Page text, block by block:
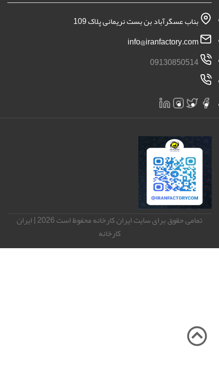
بناب عسگرآباد بن بست نریمانی پلاک 109
09130850514
تمامی حقوق برای سایت ایران کارخانه محفوظ است 2026 | ایران
کارخانه